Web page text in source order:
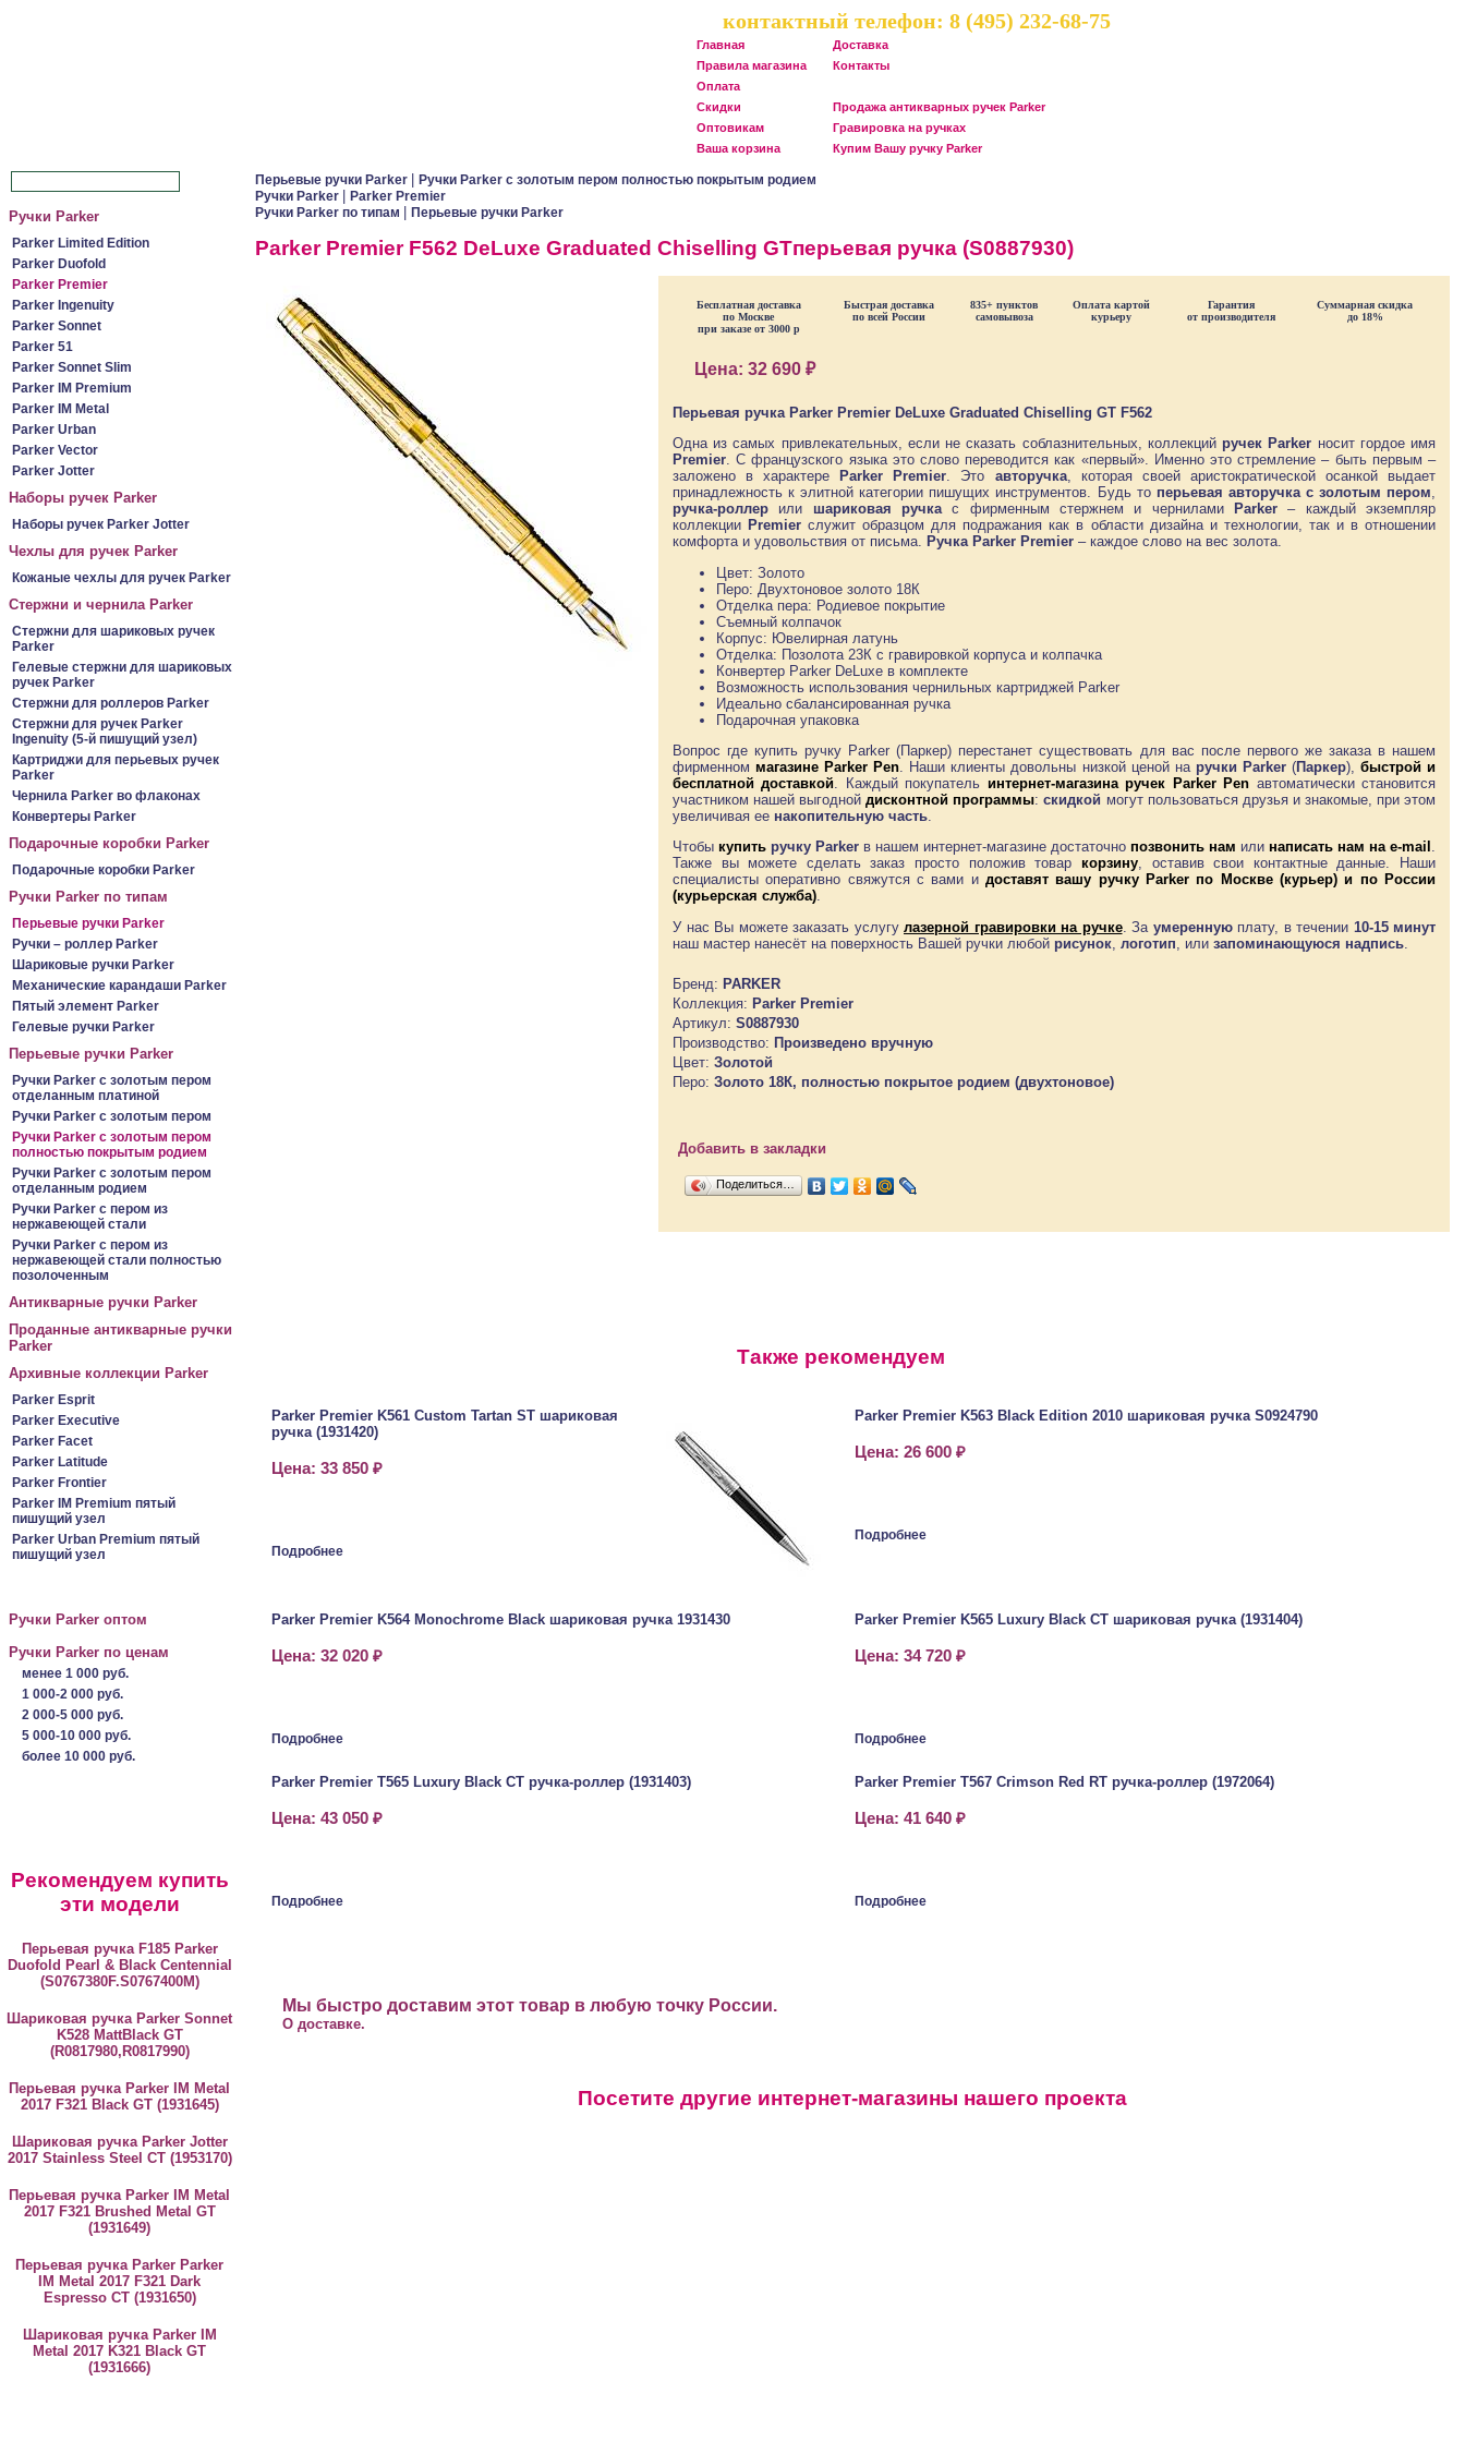
контактный телефон: 8 (495) 232-68-75
Главная
Доставка
Правила магазина
Контакты
Оплата
Скидки
Продажа антикварных ручек Parker
Оптовикам
Гравировка на ручках
Ваша корзина
Купим Вашу ручку Parker
Ручки Parker
Parker Limited Edition
Parker Duofold
Parker Premier
Parker Ingenuity
Parker Sonnet
Parker 51
Parker Sonnet Slim
Parker IM Premium
Parker IM Metal
Parker Urban
Parker Vector
Parker Jotter
Наборы ручек Parker
Наборы ручек Parker Jotter
Чехлы для ручек Parker
Кожаные чехлы для ручек Parker
Стержни и чернила Parker
Стержни для шариковых ручек
Parker
Гелевые стержни для шариковых
ручек Parker
Стержни для роллеров Parker
Стержни для ручек Parker
Ingenuity (5-й пишущий узел)
Картриджи для перьевых ручек
Parker
Чернила Parker во флаконах
Конвертеры Parker
Подарочные коробки Parker
Подарочные коробки Parker
Ручки Parker по типам
Перьевые ручки Parker
Ручки – роллер Parker
Шариковые ручки Parker
Механические карандаши Parker
Пятый элемент Parker
Гелевые ручки Parker
Перьевые ручки Parker
Ручки Parker c золотым пером
отделанным платиной
Ручки Parker c золотым пером
Ручки Parker c золотым пером
полностью покрытым родием
Ручки Parker c золотым пером
отделанным родием
Ручки Parker c пером из
нержавеющей стали
Ручки Parker c пером из
нержавеющей стали полностью
позолоченным
Антикварные ручки Parker
Проданные антикварные ручки
Parker
Архивные коллекции Parker
Parker Esprit
Parker Executive
Parker Facet
Parker Latitude
Parker Frontier
Parker IM Premium пятый
пишущий узел
Parker Urban Premium пятый
пишущий узел
Ручки Parker оптом
Ручки Parker по ценам
менее 1 000 руб.
1 000-2 000 руб.
2 000-5 000 руб.
5 000-10 000 руб.
более 10 000 руб.
Рекомендуем купить
эти модели
Перьевая ручка F185 Parker
Duofold Pearl & Black Centennial
(S0767380F.S0767400M)
Шариковая ручка Parker Sonnet
K528 MattBlack GT
(R0817980,R0817990)
Перьевая ручка Parker IM Metal
2017 F321 Black GT (1931645)
Шариковая ручка Parker Jotter
2017 Stainless Steel CT (1953170)
Перьевая ручка Parker IM Metal
2017 F321 Brushed Metal GT
(1931649)
Перьевая ручка Parker Parker
IM Metal 2017 F321 Dark
Espresso CT (1931650)
Шариковая ручка Parker IM
Metal 2017 K321 Black GT
(1931666)
Перьевые ручки Parker
Ручки Parker c золотым пером полностью покрытым родием
Ручки Parker
Parker Premier
Ручки Parker по типам
Перьевые ручки Parker
Parker Premier F562 DeLuxe Graduated Chiselling GTперьевая ручка (S0887930)
Бесплатная доставка
по Москве
при заказе от 3000 р
Быстрая доставка
по всей России
835+ пунктов
самовывоза
Оплата картой
курьеру
Гарантия
от производителя
Суммарная скидка
до 18%
Цена: 32 690 ₽
Перьевая ручка Parker Premier DeLuxe Graduated Chiselling GT F562
Одна из самых привлекательных, если не сказать соблазнительных, коллекцийручек Parker носит гордое имя
Premier. С французского языка это слово переводится как «первый». Именно это стремление – быть первым –
заложено в характере
Parker Premier. Это авторучка, которая своей аристократической осанкой выдает
принадлежность к элитной категории пишущих инструментов. Будь то перьевая авторучка с золотым пером,
ручка-роллер или шариковая ручкас фирменным стержнем и чернилами Parker – каждый экземпляр
коллекции Premier служит образцом для подражания как в области дизайна и технологии, так и в отношении
комфорта и удовольствия от письма. Ручка Parker Premier – каждое слово на вес золота.
Цвет: Золото
Перо: Двухтоновое золото 18К
Отделка пера: Родиевое покрытие
Съемный колпачок
Корпус: Ювелирная латунь
Отделка: Позолота 23К с гравировкой корпуса и колпачка
Конвертер Parker DeLuxe в комплекте
Возможность использования чернильных картриджей Parker
Идеально сбалансированная ручка
Подарочная упаковка
Вопрос где купить ручку Parker (Паркер) перестанет существовать для вас после первого же заказа в нашем
фирменноммагазине Parker Pen . Наши клиенты довольны низкой ценой на ручки Parker(Паркер), быстрой и
бесплатной доставкой . Каждый покупатель интернет-магазина ручек Parker Pen автоматически становится
участником нашей выгоднойдисконтной программы:скидкой могут пользоваться друзья и знакомые, при этом
увеличивая ее накопительную часть
Чтобы купить ручку Parker в нашем интернет-магазине достаточно позвонить нам или написать нам на e-mail .
Также вы можете сделать заказ просто положив товар корзину, оставив свои контактные данные. Наши
специалисты оперативно свяжутся с вами и доставятвашу ручку Parker по Москве (курьер) и по России
(курьерская служба).
У нас Вы можете заказать услугу лазерной гравировки на ручке. За умереннуюплату, в течении 10-15 минут
наш мастер нанесёт на поверхность Вашей ручки любой рисунок логотип , или запоминающуюся надпись
Бренд: PARKER
Коллекция: Parker Premier
Артикул: S0887930
Производство: Произведено вручную
Цвет: Золотой
Перо: Золото 18К, полностью покрытое родием (двухтоновое)
Добавить в закладки
Поделиться…
Также рекомендуем
Parker Premier K561 Custom Tartan ST шариковая
ручка (1931420)
Цена: 33 850 ₽
Подробнее
Parker Premier K563 Black Edition 2010 шариковая ручка S0924790
Цена: 26 600 ₽
Подробнее
Parker Premier K564 Monochrome Black шариковая ручка 1931430
Цена: 32 020 ₽
Подробнее
Parker Premier K565 Luxury Black CT шариковая ручка (1931404)
Цена: 34 720 ₽
Подробнее
Parker Premier T565 Luxury Black CT ручка-роллер (1931403)
Цена: 43 050 ₽
Подробнее
Parker Premier T567 Crimson Red RT ручка-роллер (1972064)
Цена: 41 640 ₽
Подробнее
Мы быстро доставим этот товар в любую точку России.
О доставке.
Посетите другие интернет-магазины нашего проекта